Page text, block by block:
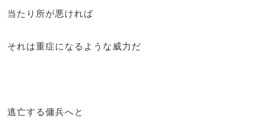
当たり所が悪ければ
それは重症になるような威力だ
逃亡する傭兵へと